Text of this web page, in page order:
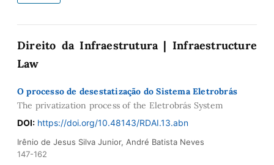
Direito da Infraestrutura | Infraestructure
Law
O processo de desestatização do Sistema Eletrobrás
The privatization process of the Eletrobrás System
DOI: https://doi.org/10.48143/RDAI.13.abn
Irênio de Jesus Silva Junior, André Batista Neves
147-162